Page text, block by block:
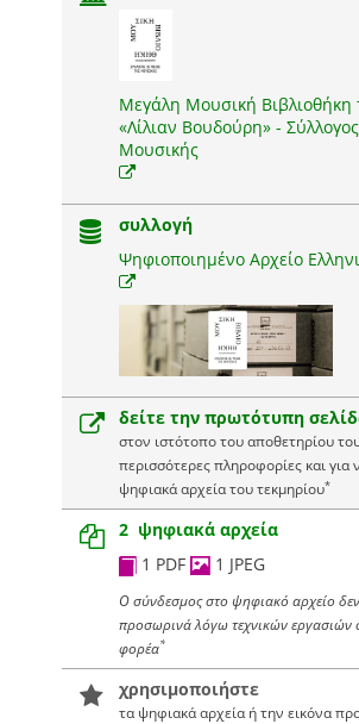
Μεγάλη Μουσική Βιβλιοθήκη
«Λίλιαν Βουδούρη» -
Μουσικής
συλλογή
Ψηφιοποιημένο Αρχείο
δείτε την πρωτότυπη
στον ιστότοπο του αποθετηρίου
περισσότερες πληροφορίες και για
ψηφιακά αρχεία του τεκμηρίου*
2 ψηφιακά αρχεία
1 PDF
1 JPEG
Ο σύνδεσμος στο ψηφιακό αρχείο δεν
προσωρινά λόγω τεχνικών εργασιών
φορέα*
χρησιμοποιήστε
τα ψηφιακά αρχεία ή την εικόνα